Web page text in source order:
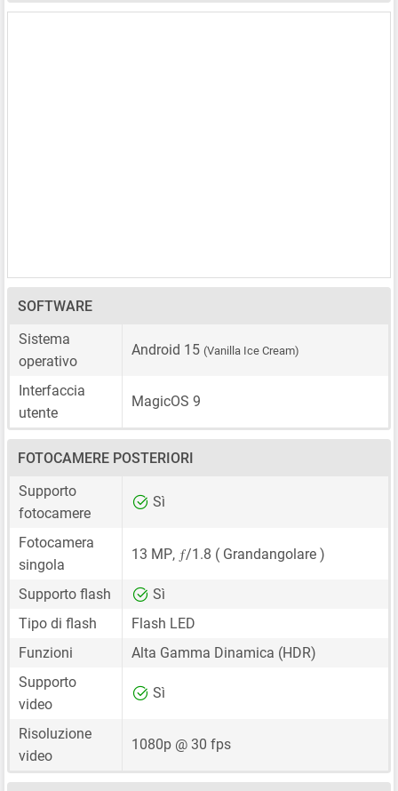
SOFTWARE
Sistema
operativo
Android 15 (Vanilla Ice Cream)
Interfaccia
utente
MagicOS 9
FOTOCAMERE POSTERIORI
Supporto
fotocamere
Sì
Fotocamera
singola
13 MP, ƒ/1.8 ( Grandangolare )
Supporto flash
Sì
Tipo di flash
Flash LED
Funzioni
Alta Gamma Dinamica (HDR)
Supporto
video
Sì
Risoluzione
video
1080p @ 30 fps